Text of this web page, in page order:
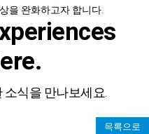
을 완화하고자 합니다.
식을 만나보세요.
목록으로